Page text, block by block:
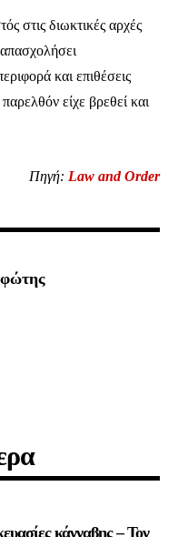
των
μέρος της
email σας στην ιστοσελίδα
στις διωκτικές αρχές
και επιθέσεις
είχε βρεθεί και
Πηγή: Law and Order
κάνναβης – Τον